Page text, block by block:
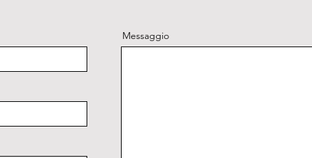
Messaggio